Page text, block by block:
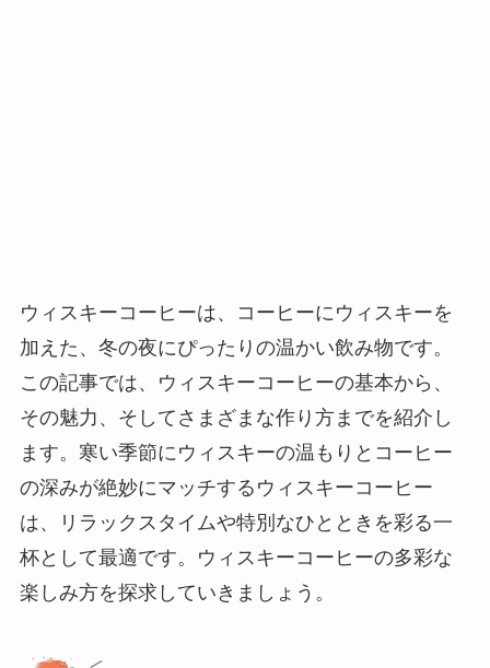
ウィスキーコーヒーは、コーヒーにウィスキーを
加えた、冬の夜にぴったりの温かい飲み物です。
この記事では、ウィスキーコーヒーの基本から、
その魅力、そしてさまざまな作り方までを紹介し
ます。寒い季節にウィスキーの温もりとコーヒー
の深みが絶妙にマッチするウィスキーコーヒー
は、リラックスタイムや特別なひとときを彩る一
杯として最適です。ウィスキーコーヒーの多彩な
楽しみ方を探求していきましょう。